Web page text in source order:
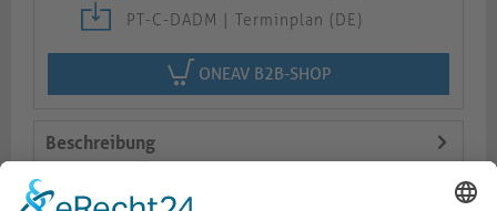
PT-C-DADM | Terminplan (DE)
ONEAV B2B-SHOP
Beschreibung
Logistik